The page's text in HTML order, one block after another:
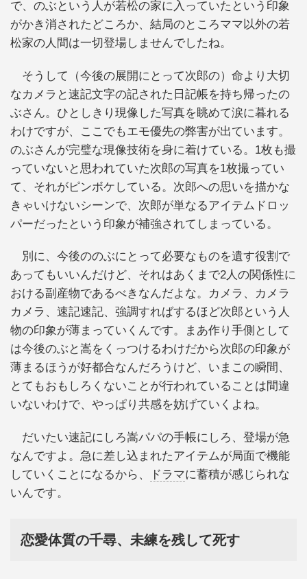
で、のぶという人が若松の家に入っていたという印象
がかき消されたどころか、結局のところママ以外の若
松家の人間は一切登場しませんでしたね。
そうして（今後の展開にとって次郎の）命より大切
なカメラと速記文字の記された日記帳を持ち帰ったの
ぶさん。ひとしきり現像した写真を眺めて涙に暮れる
わけですが、ここでもエモ優先の弊害が出ています。
のぶさんが完璧な現像技術を身に着けている。1枚も撮
っていないと思われていた次郎の写真を1枚撮ってい
て、それがピンボケしている。次郎への思いを描かな
きゃいけないシーンで、次郎が単なるアイテムドロッ
パーだったという印象が補強されてしまっている。
別に、今後ののぶにとって必要なものを遺す役割で
あってもいいんだけど、それはあくまで2人の関係性に
おける副産物であるべきなんだよな。カメラ、カメラ
カメラ、速記速記、強調すればするほど次郎という人
物の印象が薄まっていくんです。まあ作り手側として
は今後のぶと嵩をくっつけるわけだから次郎の印象が
薄まるほうが好都合なんだろうけど、いまこの瞬間、
とてもおもしろくないことが行われていることは間違
いないわけで、やっぱり共感を妨げていくよね。
だいたい速記にしろ嵩パパの手帳にしろ、登場が急
なんですよ。急に差し込まれたアイテムが局面で機能
していくことになるから、
ドラマに蓄積が感じられな
いんです。
恋愛体質の千尋、未練を残して死す